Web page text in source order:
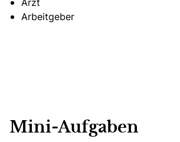
Arbeitgeber
Mini-Aufgaben